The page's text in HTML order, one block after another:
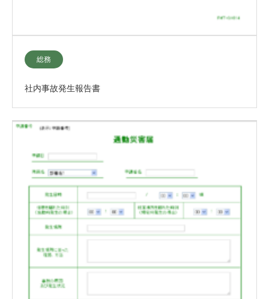
総務
社内事故発生報告書